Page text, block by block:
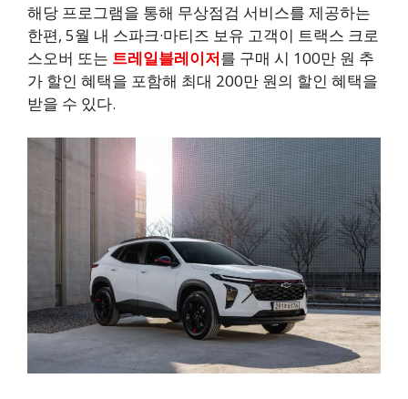
해당 프로그램을 통해 무상점검 서비스를 제공하는
한편, 5월 내 스파크·마티즈 보유 고객이 트랙스 크로
스오버 또는 트레일블레이저를 구매 시 100만 원 추
가 할인 혜택을 포함해 최대 200만 원의 할인 혜택을
받을 수 있다.